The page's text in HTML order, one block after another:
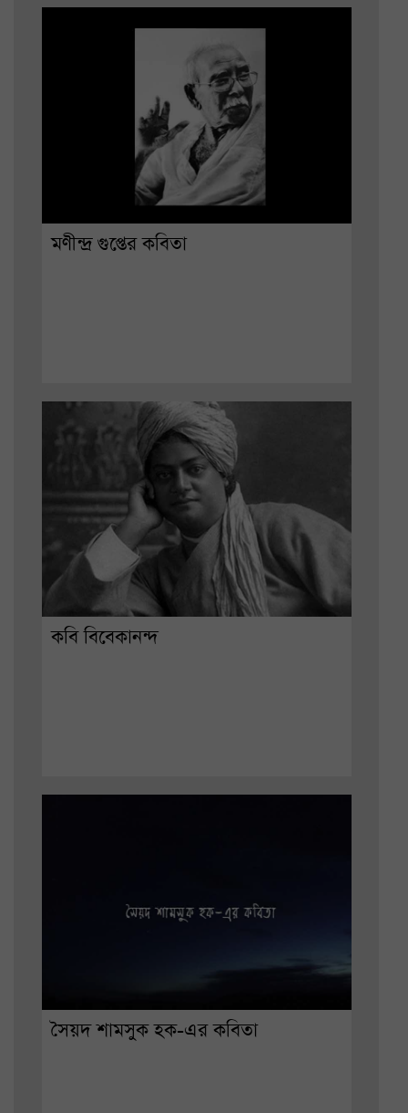
মণীন্দ্র গুপ্তের কবিতা
কবি বিবেকানন্দ
সৈয়দ শামসুক হক-এর কবিতা